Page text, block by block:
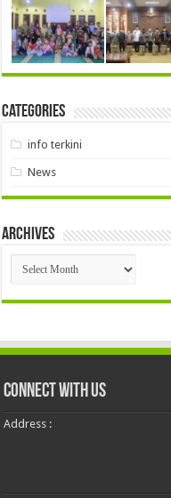
Categories
info terkini
News
Archives
Archives
Connect With Us
Address :